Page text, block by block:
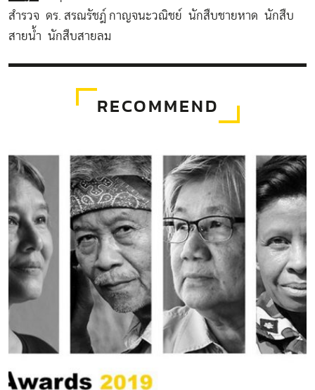
สำรวจ ดร. สรณรัชฎ์ กาญจนะวณิชย์ นักสืบชายหาด นักสืบ
สายน้ำ นักสืบสายลม
RECOMMEND